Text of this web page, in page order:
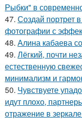
Рыбки" в
47. Создай портрет
фотографии с
48. Алина кабаева
49. Лёгкий, почти
естественную
минимализм и
50. Чувствуете
идут плохо,
отражение в